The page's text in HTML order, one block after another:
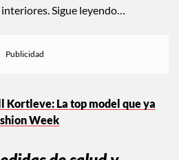
Sigue leyendo…
Kortleve: La top model que ya
Week